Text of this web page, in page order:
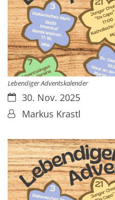
Lebendiger Adventskalender
Datum:
30. Nov. 2025
Von:Markus Krastl